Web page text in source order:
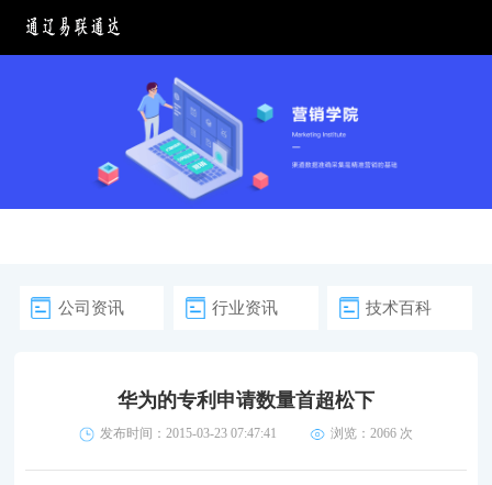
公司资讯 行业资讯 技术百科
华为的专利申请数量首超松下
发布时间：2015-03-23 07:47:41 浏览： 2066 次